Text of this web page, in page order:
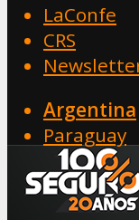
LaConfe
CRS
Argentina
Paraguay